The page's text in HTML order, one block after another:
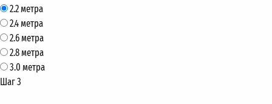
2.2 метра
2.4 метра
2.6 метра
2.8 метра
3.0 метра
Шаг 3